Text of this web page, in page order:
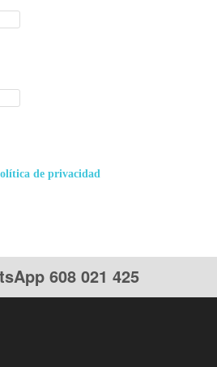
de privacidad
608 021 425